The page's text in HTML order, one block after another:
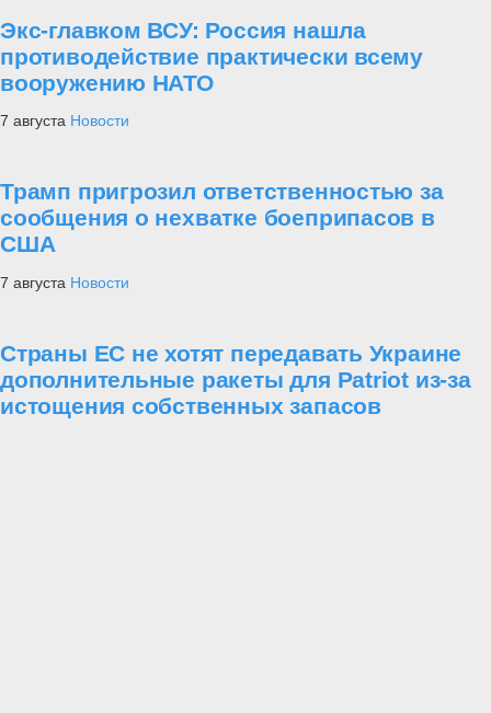
Экс-главком ВСУ: Россия нашла
противодействие практически всему
вооружению НАТО
7 августа Новости
Трамп пригрозил ответственностью за
сообщения о нехватке боеприпасов в
США
7 августа Новости
Страны ЕС не хотят передавать Украине
дополнительные ракеты для Patriot из-за
истощения собственных запасов